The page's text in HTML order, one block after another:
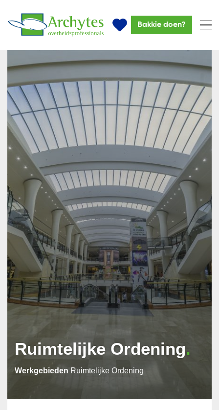
Bakkie doen?
Ruimtelijke Ordening
Werkgebieden Ruimtelijke Ordening